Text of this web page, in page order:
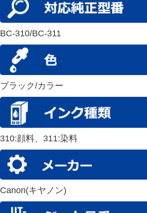
BC-310/BC-311
ブラック/カラー
310:顔料、311:染料
Canon(キヤノン)